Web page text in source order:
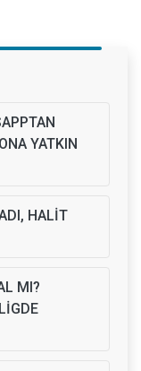
YATKIN
HALİT
MI?